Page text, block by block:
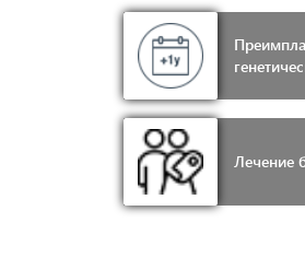
Лечение